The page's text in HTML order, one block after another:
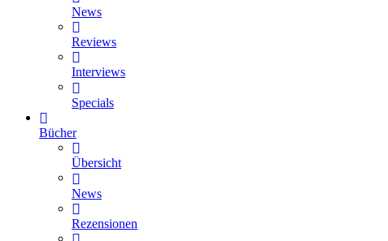
News
Reviews
Interviews
Specials
Bücher
Übersicht
News
Rezensionen